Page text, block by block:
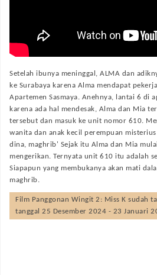
Setelah ibunya meninggal, ALMA dan
ke Surabaya karena Alma mendapat
Apartemen Sasmaya. Anehnya, lantai 6 di
karena ada hal mendesak, Alma dan Mia
tersebut dan masuk ke unit nomor 610.
wanita dan anak kecil perempuan
dina, maghrib' Sejak itu Alma dan Mia
mengerikan. Ternyata unit 610 itu adalah
Siapapun yang membukanya akan mati
maghrib.
Film Panggonan Wingit 2: Miss K sudah
tanggal 25 Desember 2024 - 23 Januari